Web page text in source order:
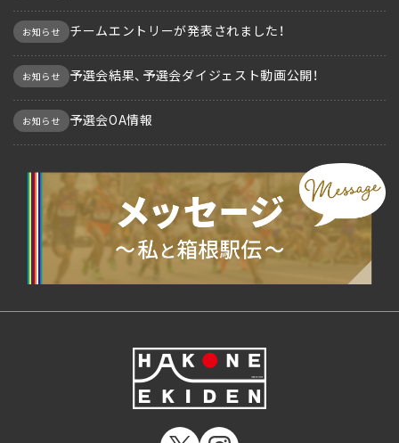
お知らせ チームエントリーが発表されました！
お知らせ 予選会結果、予選会ダイジェスト動画公開！
お知らせ 予選会OA情報